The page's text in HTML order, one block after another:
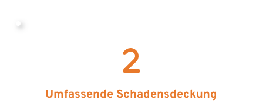
Umfassende Schadensdeckung